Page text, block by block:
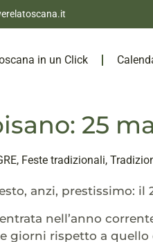
in un Click
25
, Feste tradizionali,
anzi, prestissimo:
nell’anno
giorni rispetto a quello